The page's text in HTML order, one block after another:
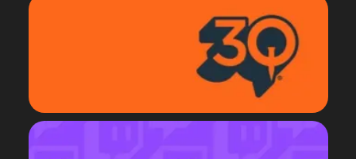
THE ELDER SCROLLS
ONLINE FORUMS